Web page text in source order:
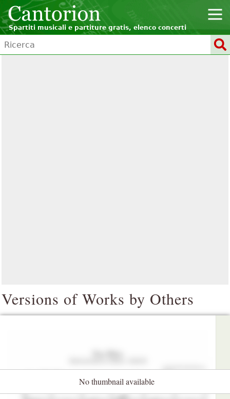
Spartiti musicali e partiture gratis, elenco concerti
Versions of Works by Others
No thumbnail available